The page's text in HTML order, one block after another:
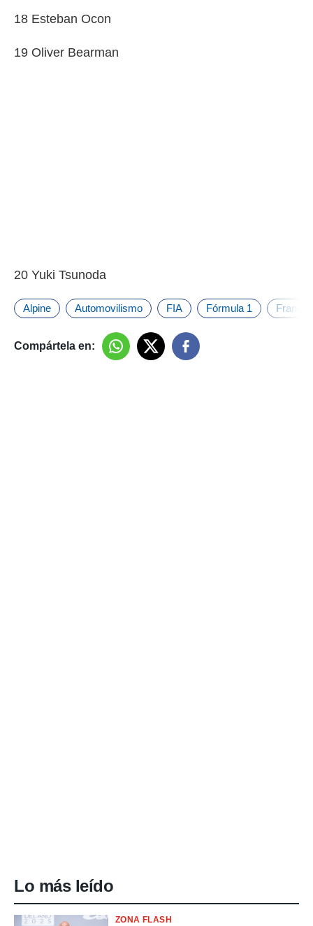
18 Esteban Ocon
19 Oliver Bearman
20 Yuki Tsunoda
Alpine Automovilismo FIA Fórmula 1 Franco
Compártela en:
Lo más leído
ZONA FLASH